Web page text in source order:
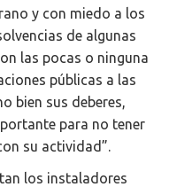
y con miedo a los
de algunas
las pocas o ninguna
públicas a las
bien sus deberes,
para no tener
su actividad”.
los instaladores